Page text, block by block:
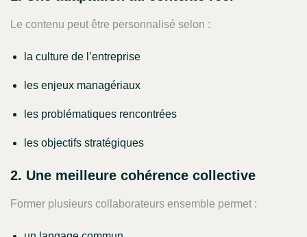
Le contenu peut être personnalisé selon :
la culture de l’entreprise
les enjeux managériaux
les problématiques rencontrées
les objectifs stratégiques
2. Une meilleure cohérence collective
Former plusieurs collaborateurs ensemble permet :